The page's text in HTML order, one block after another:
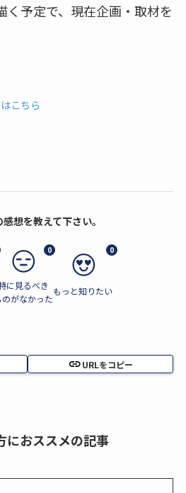
く予定で、現在企画・取材を
こちら
想を教えて下さい。
0
に見るべき
のがなかった
0
もっと知りたい
URLをコピー
におススメの記事